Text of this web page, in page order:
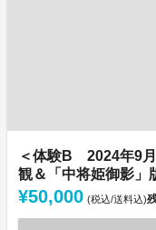
＜体験B 2024年9
観＆「中将姫御影」
¥50,000 (税込/送料込)